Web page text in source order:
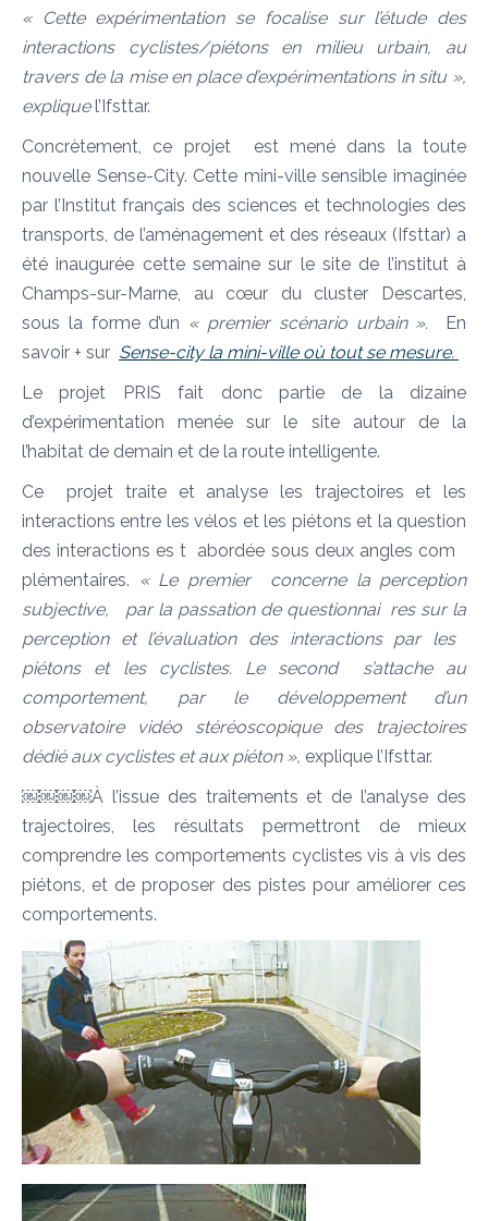
« Cette expérimentation se focalise sur l’étude des
interactions cyclistes/piétons en milieu urbain, au
travers de la mise en place d’expérimentations in situ »,
expliquel’Ifsttar.
Concrètement, ce projet est mené dans la toute
nouvelle Sense-City. Cette mini-ville sensible imaginée
par l’Institut français des sciences et technologies des
transports, de l’aménagement et des réseaux (Ifsttar) a
été inaugurée cette semaine sur le site de l’institut à
Champs-sur-Marne, au cœur du cluster Descartes,
sous la forme d’un « premier scénario urbain ».
En
savoir + sur Sense-city la mini-ville où tout se mesure.
Le projet PRIS fait donc partie de la dizaine
d’expérimentation menée sur le site autour de la
l’habitat de demain et de la route intelligente.
Ce projet traite et analyse les trajectoires et les
interactions entre les vélos et les piétons et la question
des interactions es t abordée sous deux angles com
plémentaires. « Le premier concerne la perception
subjective, par la passation de questionnai res sur la
perception et l’évaluation des interactions par les
piétons et les cyclistes. Le second s’attache au
comportement, par le développement d’un
observatoire vidéo stéréoscopique des trajectoires
dédié aux cyclistes et aux piéton », explique l’Ifsttar.
￼￼￼￼À l’issue des traitements et de l’analyse des
trajectoires, les résultats permettront de mieux
comprendre les comportements cyclistes vis à vis des
piétons, et de proposer des pistes pour améliorer ces
comportements.